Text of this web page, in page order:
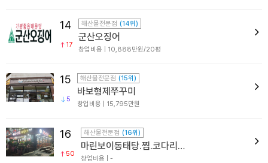
14
17
해산물전문점 (14위)
군산오징어
창업비용 | 10,888만원/20평
15
5
해산물전문점 (15위)
바보형제쭈꾸미
창업비용 | 15,795만원
16
50
해산물전문점 (16위)
마린보이동태탕.찜.코다리1번가
창업비용 | -